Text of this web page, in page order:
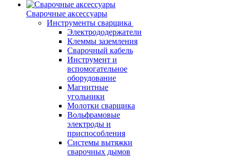
Сварочные аксессуары
Инструменты сварщика
Электрододержатели
Клеммы заземления
Сварочный кабель
Инструмент и
вспомогательное
оборудование
Магнитные
угольники
Молотки сварщика
Вольфрамовые
электроды и
приспособления
Системы вытяжки
сварочных дымов